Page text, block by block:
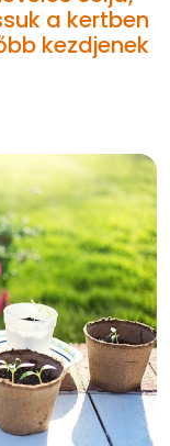
a kertben
kezdjenek